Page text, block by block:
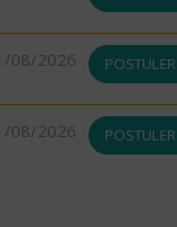
08/2026 POSTULER
08/2026 POSTULER